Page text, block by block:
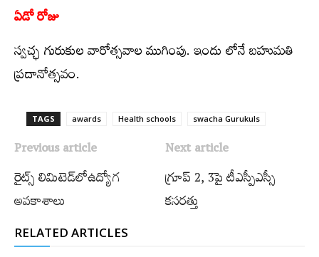
ఏడో రోజు
స్వచ్ఛ గురుకుల వారోత్సవాల ముగింపు. ఇందు లోనే బ‌హుమతి
ప్రదానోత్సవం.
TAGS awards Health schools swacha Gurukuls
Previous article
రైట్స్​‍ లిమిటెడ్‌లోఉద్యోగ
అవకాశాలు
Next article
గ్రూప్‌ 2, 3పై టీఎస్పీఎస్సీ
కసరత్తు
RELATED ARTICLES